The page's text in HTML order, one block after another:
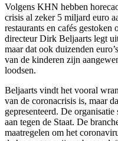
Volgens KHN hebben
crisis al zeker 5 miljard euro
restaurants en cafés
directeur Dirk Beljaarts legt
maar dat ook duizenden
van de kinderen zijn
loodsen.
Beljaarts vindt het vooral
van de coronacrisis is, maar
gepresenteerd. De
aan tegen de Staat. De
maatregelen om het